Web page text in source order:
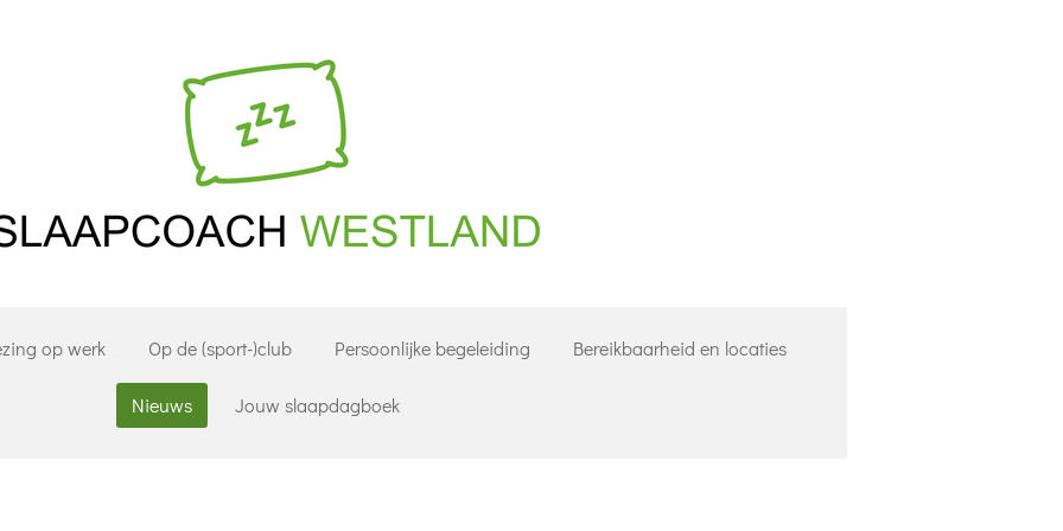
op werk Op de (sport-)club Persoonlijke begeleiding Bereikbaarheid en locaties
Nieuws Jouw slaapdagboek